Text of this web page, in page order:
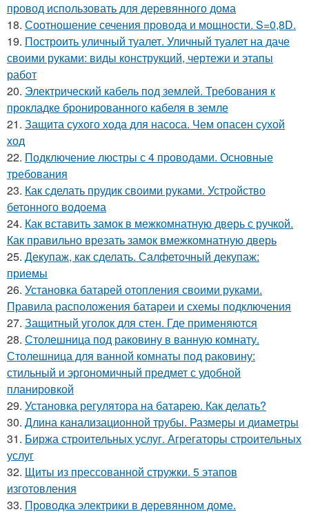
провод использовать для деревянного дома
18. Соотношение сечения провода и мощности. S=0,8D.
19. Построить уличный туалет. Уличный туалет на даче
своими руками: виды конструкций, чертежи и этапы
работ
20. Электрический кабель под землей. Требования к
прокладке бронированного кабеля в земле
21. Защита сухого хода для насоса. Чем опасен сухой
ход
22. Подключение люстры с 4 проводами. Основные
требования
23. Как сделать прудик своими руками. Устройство
бетонного водоема
24. Как вставить замок в межкомнатную дверь с ручкой.
Как правильно врезать замок вмежкомнатную дверь
25. Декупаж, как сделать. Салфеточный декупаж:
приемы
26. Установка батарей отопления своими руками.
Правила расположения батареи и схемы подключения
27. Защитный уголок для стен. Где применяются
28. Столешница под раковину в ванную комнату.
Столешница для ванной комнаты под раковину:
стильный и эргономичный предмет с удобной
планировкой
29. Установка регулятора на батарею. Как делать?
30. Длина канализационной трубы. Размеры и диаметры
31. Биржа строительных услуг. Агрегаторы строительных
услуг
32. Щиты из прессованной стружки. 5 этапов
изготовления
33. Проводка электрики в деревянном доме.